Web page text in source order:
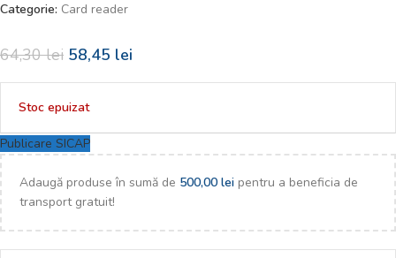
Categorie: Card reader
64,30lei 58,45 lei
Stoc epuizat
Publicare SICAP
Adaugă produse în sumă de 500,00 lei pentru a beneficia de
transport gratuit!